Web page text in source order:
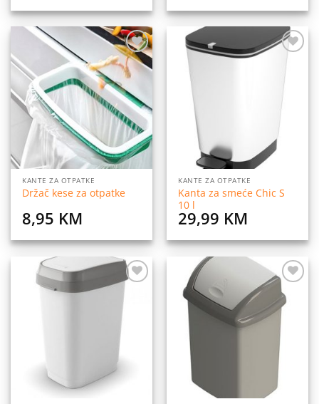
Dodaj
na
listu
želja
KANTE ZA OTPATKE
Držač kese za otpatke
8,95 KM
KANTE ZA OTPATKE
Kanta za smeće Chic S
10 l
29,99 KM
Dodaj
Dodaj
na
listu
želja